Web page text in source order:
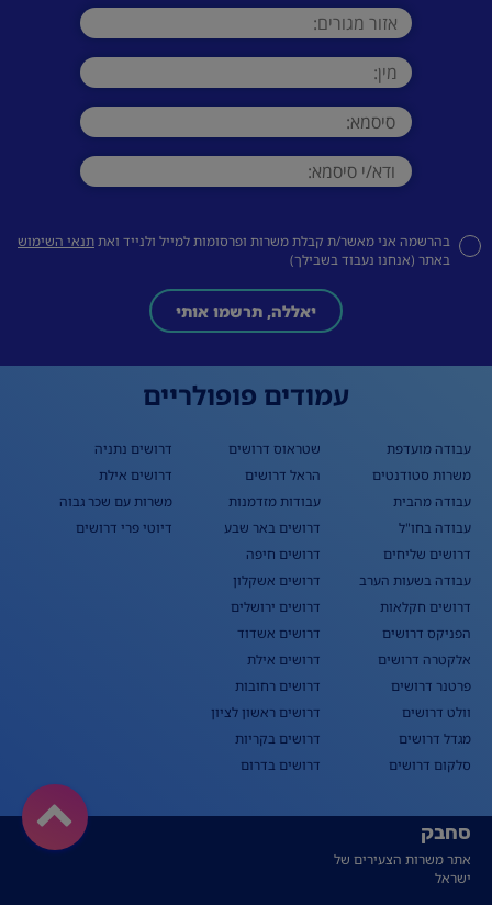
בהרשמה אני מאשר/ת קבלת משרות ופרסומות למייל ולנייד ואתתנאי השימוש
באתר (אנחנו נעבוד בשבילך)
יאללה, תרשמו אותי
עמודים פופולריים
עבודה מועדפת
משרות סטודנטים
עבודה מהבית
עבודה בחו"ל
דרושים שליחים
עבודה בשעות הערב
דרושים חקלאות
הפניקס דרושים
אלקטרה דרושים
פרטנר דרושים
וולט דרושים
מגדל דרושים
סלקום דרושים
שטראוס דרושים
הראל דרושים
עבודות מזדמנות
דרושים באר שבע
דרושים חיפה
דרושים אשקלון
דרושים ירושלים
דרושים אשדוד
דרושים אילת
דרושים רחובות
דרושים ראשון לציון
דרושים בקריות
דרושים בדרום
דרושים נתניה
דרושים אילת
משרות עם שכר גבוה
דיוטי פרי דרושים
סחבק
אתר משרות הצעירים של
ישראל